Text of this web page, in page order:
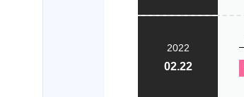
2022
02.22